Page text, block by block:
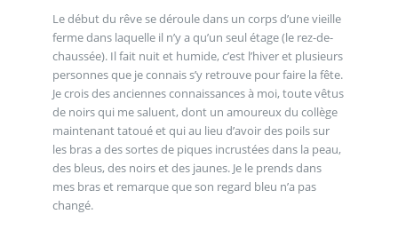
Le début du rêve se déroule dans un corps d’une vieille
ferme dans laquelle il n’y a qu’un seul étage (le rez-de-
chaussée). Il fait nuit et humide, c’est l’hiver et plusieurs
personnes que je connais s’y retrouve pour faire la fête.
Je crois des anciennes connaissances à moi, toute vêtus
de noirs qui me saluent, dont un amoureux du collège
maintenant tatoué et qui au lieu d’avoir des poils sur
les bras a des sortes de piques incrustées dans la peau,
des bleus, des noirs et des jaunes. Je le prends dans
mes bras et remarque que son regard bleu n’a pas
changé.